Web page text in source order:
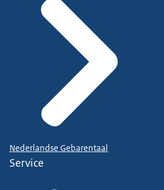
Nederlandse Gebarentaal
Service